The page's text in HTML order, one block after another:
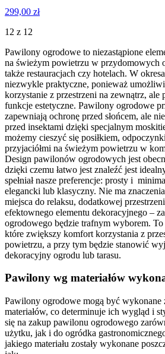
299,00 zł
12 z 12
Pawilony ogrodowe to niezastąpione
na świeżym powietrzu w przydomowych
także restauracjach czy hotelach. W
niezwykle praktyczne, ponieważ
korzystanie z przestrzeni na zewnątrz, ale
funkcje estetyczne. Pawilony ogrodowe
zapewniają ochronę przed słońcem, ale
przed insektami dzięki specjalnym
możemy cieszyć się posiłkiem,
przyjaciółmi na świeżym powietrzu w
Design pawilonów ogrodowych jest
dzięki czemu łatwo jest znaleźć jest
spełniał nasze preferencje: prosty i
elegancki lub klasyczny. Nie ma
miejsca do relaksu, dodatkowej
efektownego elementu dekoracyjnego –
ogrodowego będzie trafnym wyborem.
które zwiększy komfort korzystania z
powietrzu, a przy tym będzie stanowić
dekoracyjny ogrodu lub tarasu.
Pawilony wg materiałów
Pawilony ogrodowe mogą być wykonane
materiałów, co determinuje ich wygląd i
się na zakup pawilonu ogrodowego
użytku, jak i do ogródka
jakiego materiału zostały wykonane